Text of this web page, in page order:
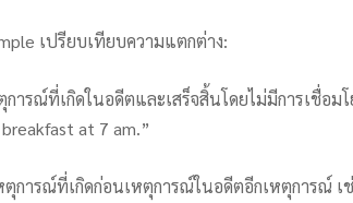
เปรียบเทียบความแตกต่าง:
การณ์ที่เกิดในอดีตและเสร็จสิ้นโดยไม่มีการเชื่อม
at 7 am.”
การณ์ที่เกิดก่อนเหตุการณ์ในอดีตอีกเหตุการณ์ เ